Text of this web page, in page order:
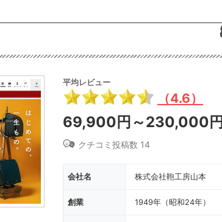
平均レビュー
（4.6）
69,900円～230,000円
クチコミ投稿数 14
会社名 株式会社鞄工房山本
創業 1949年（昭和24年）